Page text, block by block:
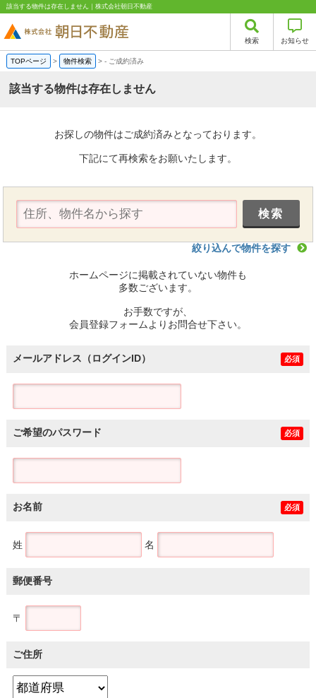
該当する物件は存在しません｜株式会社朝日不動産
検索 お知らせ
TOPページ > 物件検索 >- ご成約済み
該当する物件は存在しません
お探しの物件はご成約済みとなっております。
下記にて再検索をお願いたします。
絞り込んで物件を探す
ホームページに掲載されていない物件も
多数ございます。
お手数ですが、
会員登録フォームよりお問合せ下さい。
メールアドレス（ログインID） 必須
ご希望のパスワード 必須
お名前 必須
姓 名
郵便番号
〒
ご住所